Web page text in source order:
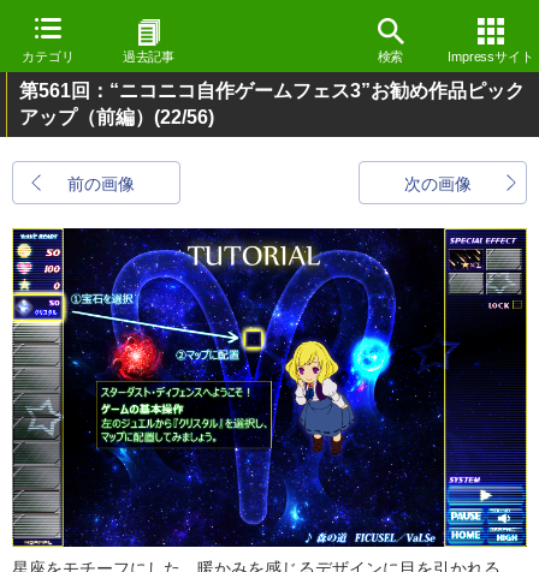
カテゴリ 過去記事 検索 Impressサイト
第561回：“ニコニコ自作ゲームフェス3”お勧め作品ピック
アップ（前編） (22/56)
前の画像 次の画像
星座をモチーフにした、暖かみを感じるデザインに目を引かれる。